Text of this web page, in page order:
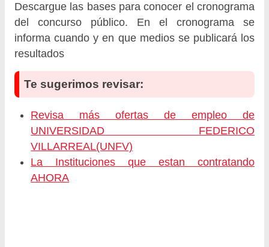
Descargue las bases para conocer el cronograma
del concurso público. En el cronograma se
informa cuando y en que medios se publicará los
resultados
Te sugerimos revisar:
Revisa más ofertas de empleo de
UNIVERSIDAD FEDERICO
VILLARREAL(UNFV)
La Instituciones que estan contratando
AHORA